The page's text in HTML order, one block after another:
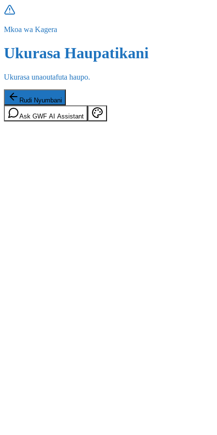
Mkoa wa Kagera
Ukurasa Haupatikani
Ukurasa unaoutafuta haupo.
Rudi Nyumbani
Ask GWF AI Assistant